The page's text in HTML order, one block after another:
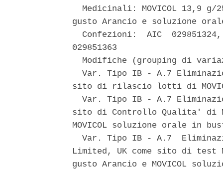
Medicinali: MOVICOL 13,9 g/
gusto Arancio e soluzione
Confezioni:  AIC
029851363
Modifiche (grouping di
Var. Tipo IB - A.7
sito di rilascio lotti di
Var. Tipo IB - A.7
sito di Controllo Qualita' di
MOVICOL soluzione orale in
Var. Tipo IB - A.7
Limited, UK come sito di test
gusto Arancio e MOVICOL